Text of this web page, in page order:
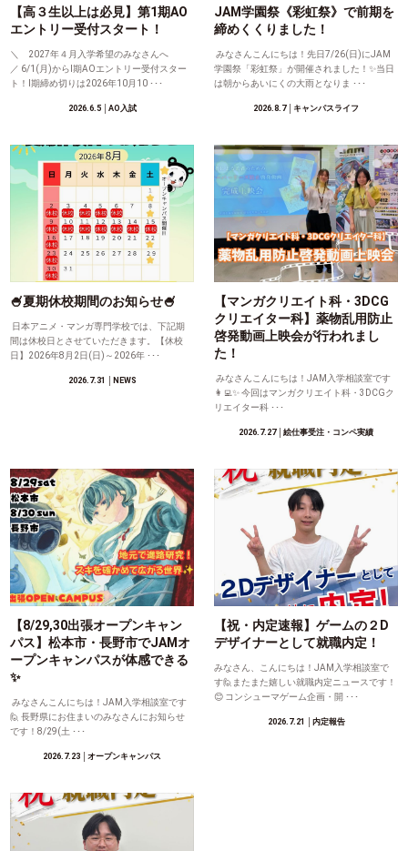
【高３生以上は必見】第1期AO
エントリー受付スタート！
＼ 2027年４月入学希望のみなさんへ
／ 6/1(月)からⅠ期AOエントリー受付スター
ト！Ⅰ期締め切りは2026年10月10 ･･･
2026.6.5│AO入試
JAM学園祭《彩虹祭》で前期を
締めくくりました！
みなさんこんにちは！先日7/26(日)にJAM
学園祭「彩虹祭」が開催されました！✨当日
は朝からあいにくの大雨となりま ･･･
2026.8.7│キャンパスライフ
🍧夏期休校期間のお知らせ🍧
日本アニメ・マンガ専門学校では、下記期
間は休校日とさせていただきます。【休校
日】2026年8月2日(日)～2026年 ･･･
2026.7.31 │NEWS
【マンガクリエイト科・3DCG
クリエイター科】薬物乱用防止
啓発動画上映会が行われまし
た！
みなさんこんにちは！JAM入学相談室です
👩‍💻✨ 今回はマンガクリエイト科・3DCGク
リエイター科 ･･･
2026.7.27│絵仕事受注・コンペ実績
【8/29,30出張オープンキャン
パス】松本市・長野市でJAMオ
ープンキャンパスが体感できる
✨
みなさんこんにちは！JAM入学相談室です
🙋 長野県にお住まいのみなさんにお知らせ
です！8/29(土 ･･･
2026.7.23 │オープンキャンパス
【祝・内定速報】ゲームの２D
デザイナーとして就職内定！
みなさん、こんにちは！JAM入学相談室で
す🙋またまた嬉しい就職内定ニュースです！
😊 コンシューマゲーム企画・開 ･･･
2026.7.21 │内定報告